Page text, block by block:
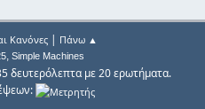
Κανόνες| Πάνω ▲
, Simple Machines
δευτερόλεπτα με 20 ερωτήματα.